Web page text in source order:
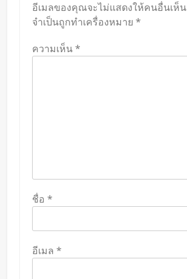
อีเมลของคุณจะไม่แสดงให้คนอื่นเห็น
จำเป็นถูกทำเครื่องหมาย *
ความเห็น*
ชื่อ *
อีเมล *